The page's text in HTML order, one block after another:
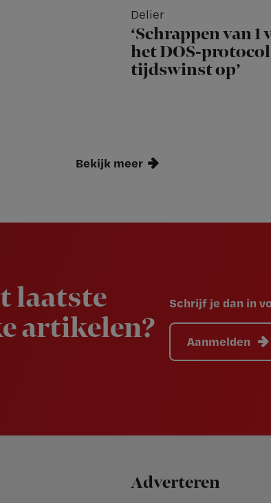
Delier
‘Schrappen van 1
het DOS-
tijdswinst op’
Bekijk meer
laatste
artikelen?
Schrijf je dan in
Aanmelden
Adverteren